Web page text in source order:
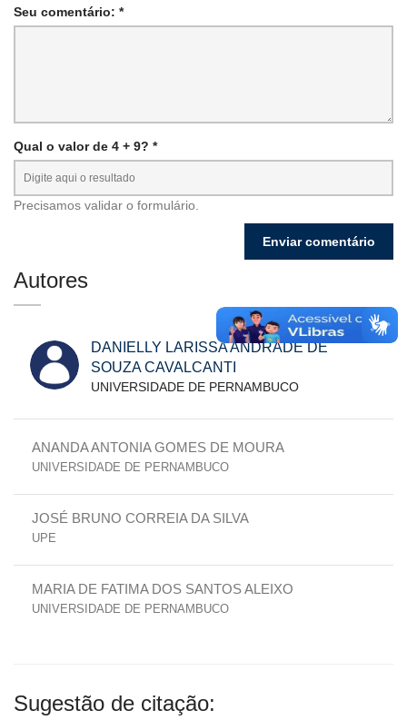
Seu comentário: *
Qual o valor de 4 + 9? *
Precisamos validar o formulário.
Autores
DANIELLY LARISSA ANDRADE DE
SOUZA CAVALCANTI
UNIVERSIDADE DE PERNAMBUCO
ANANDA ANTONIA GOMES DE MOURA
UNIVERSIDADE DE PERNAMBUCO
JOSÉ BRUNO CORREIA DA SILVA
UPE
MARIA DE FATIMA DOS SANTOS ALEIXO
UNIVERSIDADE DE PERNAMBUCO
Sugestão de citação: